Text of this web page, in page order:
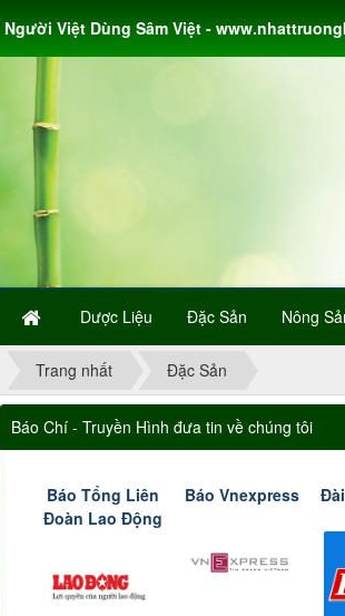
Dược Liệu Đặc Sản Nông
Người Việt Dùng Sâm Việt -
Trang nhất Đặc Sản
Báo Chí - Truyền Hình đưa tin về chúng tôi
Báo Tổng Liên
Đoàn Lao Động
Báo Vnexpress